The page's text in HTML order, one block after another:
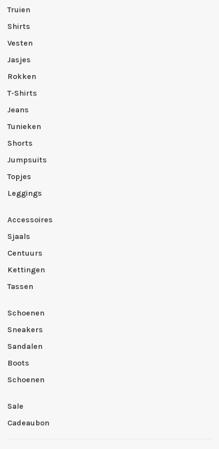
Truien
Shirts
Vesten
Jasjes
Rokken
T-Shirts
Jeans
Tunieken
Shorts
Jumpsuits
Topjes
Leggings
Accessoires
Sjaals
Centuurs
Kettingen
Tassen
Schoenen
Sneakers
Sandalen
Boots
Schoenen
Sale
Cadeaubon